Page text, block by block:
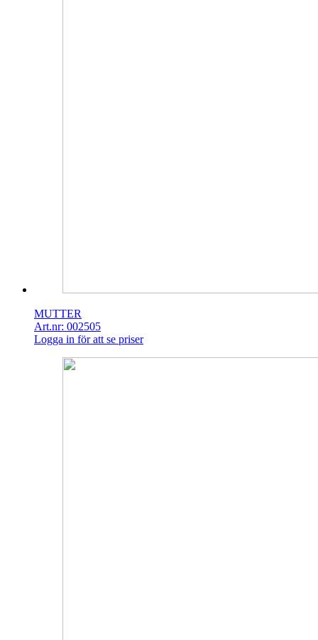
MUTTER
Art.nr: 002505
Logga in för att se priser